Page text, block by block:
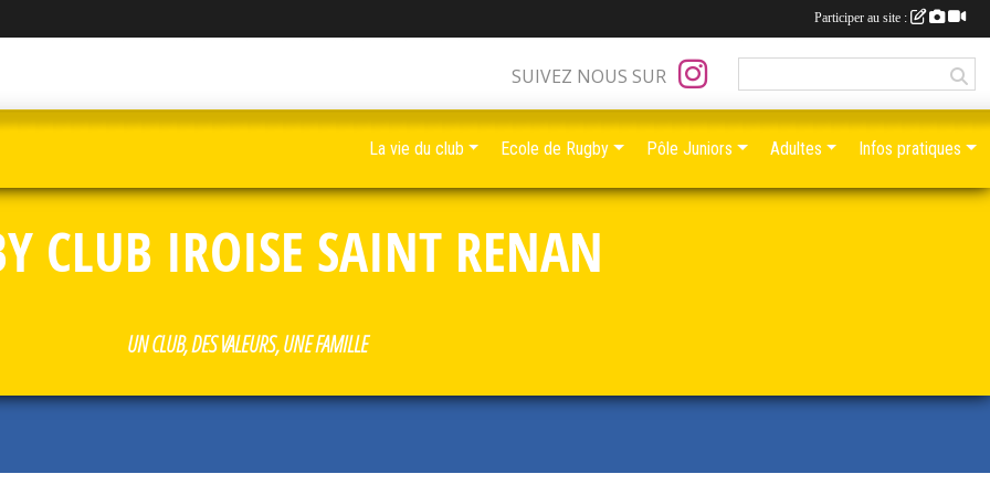
CLUB IROISE SAINT RENAN
UN CLUB, DES VALEURS, UNE FAMILLE
SUIVEZ NOUS SUR
La vie du club Ecole de Rugby Pôle Juniors Adultes Infos pratiques
Participer au site :